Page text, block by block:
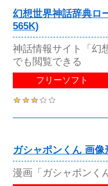
幻想世界神話辞典ロ
565K)
神話情報サイト「幻
でも閲覧できる
フリーソフト
ガシャポンくん 画
漫画「ガシャポンく